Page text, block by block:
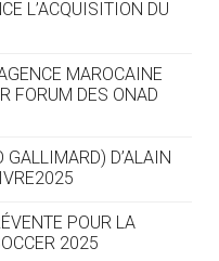
DES ARAVIS
SON VILLAGE
L’ACQUISITION DU
MAROCAINE
FORUM DES ONAD
D’ALAIN
POUR LA
2025